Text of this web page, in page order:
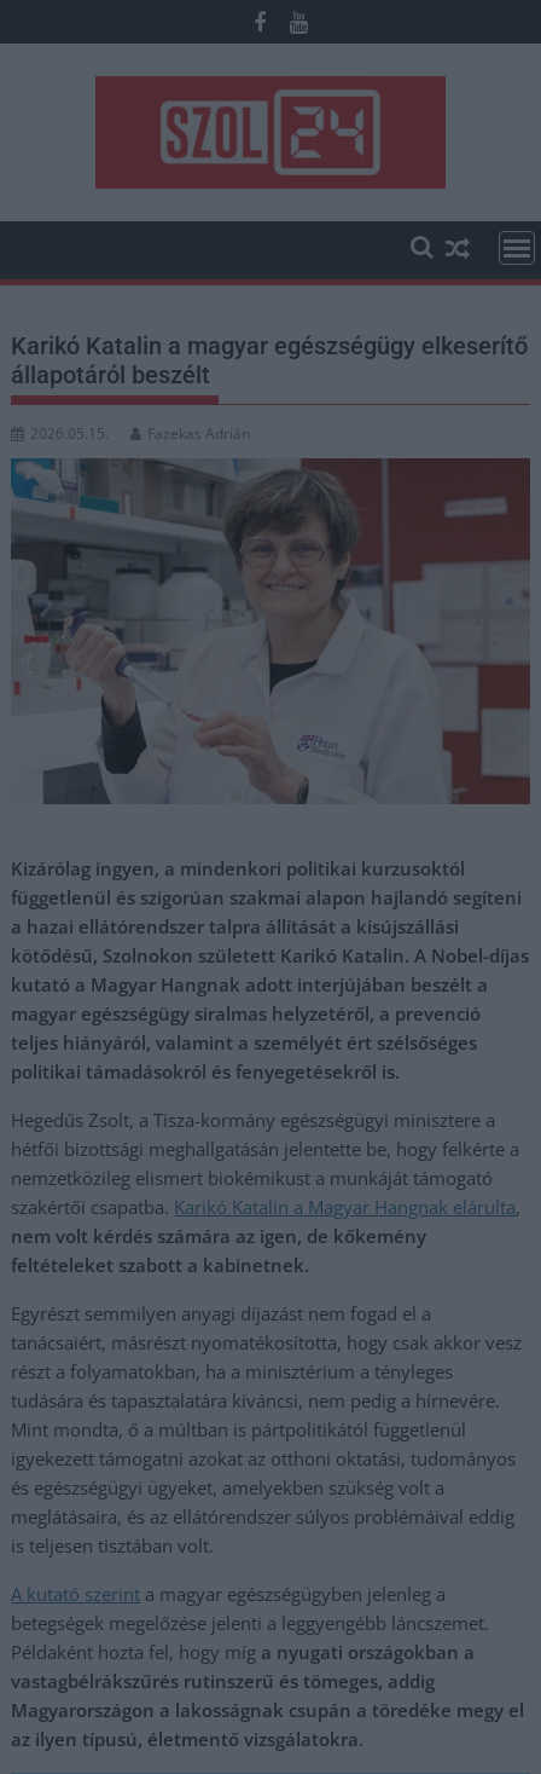
to
Karikó Katalin a magyar egészségügy elkeserítő
állapotáról beszélt
2026.05.15. Fazekas Adrián
Kizárólag ingyen, a mindenkori politikai kurzusoktól
függetlenül és szigorúan szakmai alapon hajlandó segíteni
a hazai ellátórendszer talpra állítását a kisújszállási
kötődésű, Szolnokon született Karikó Katalin. A Nobel-díjas
kutató a Magyar Hangnak adott interjújában beszélt a
magyar egészségügy siralmas helyzetéről, a prevenció
teljes hiányáról, valamint a személyét ért szélsőséges
politikai támadásokról és fenyegetésekről is.
Hegedűs Zsolt, a Tisza-kormány egészségügyi minisztere a
hétfői bizottsági meghallgatásán jelentette be, hogy felkérte a
nemzetközileg elismert biokémikust a munkáját támogató
szakértői csapatba. Karikó Katalin a Magyar Hangnak elárulta,
nem volt kérdés számára az igen, de kőkemény
feltételeket szabott a kabinetnek.
Egyrészt semmilyen anyagi díjazást nem fogad el a
tanácsaiért, másrészt nyomatékosította, hogy csak akkor vesz
részt a folyamatokban, ha a minisztérium a tényleges
tudására és tapasztalatára kíváncsi, nem pedig a hírnevére.
Mint mondta, ő a múltban is pártpolitikától függetlenül
igyekezett támogatni azokat az otthoni oktatási, tudományos
és egészségügyi ügyeket, amelyekben szükség volt a
meglátásaira, és az ellátórendszer súlyos problémáival eddig
is teljesen tisztában volt.
A kutató szerint a magyar egészségügyben jelenleg a
betegségek megelőzése jelenti a leggyengébb láncszemet.
Példaként hozta fel, hogy míg a nyugati országokban a
vastagbélrákszűrés rutinszerű és tömeges, addig
Magyarországon a lakosságnak csupán a töredéke megy el
az ilyen típusú, életmentő vizsgálatokra.